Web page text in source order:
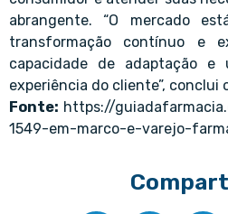
abrangente. “O mercado
transformação contínuo e
capacidade de adaptação
experiência do cliente”, conclui
Fonte: https://
1549-em-marco-e-varejo-